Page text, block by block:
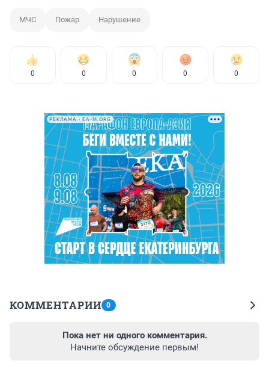
МЧС Пожар Нарушение
0 0 0 0 0
РЕКЛАМА • EA-M.ORG
КОММЕНТАРИИ 0
Пока нет ни одного комментария.
Начните обсуждение первым!